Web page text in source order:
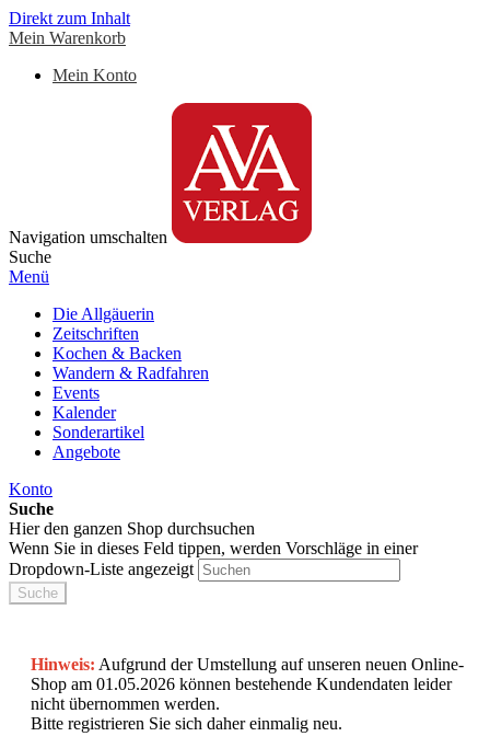
Direkt zum Inhalt
Mein Warenkorb
Mein Konto
Navigation umschalten
Suche
Menü
Die Allgäuerin
Zeitschriften
Kochen & Backen
Wandern & Radfahren
Events
Kalender
Sonderartikel
Angebote
Konto
Suche
Hier den ganzen Shop durchsuchen
Wenn Sie in dieses Feld tippen, werden Vorschläge in einer
Dropdown-Liste angezeigt
Suche
Hinweis: Aufgrund der Umstellung auf unseren neuen Online-
Shop am 01.05.2026 können bestehende Kundendaten leider
nicht übernommen werden.
Bitte registrieren Sie sich daher einmalig neu.